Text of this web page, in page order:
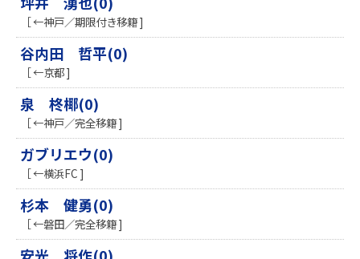
［ ←神戸／期限付き移籍 ]
谷内田 哲平(0)
［ ←京都 ]
泉 柊椰(0)
［ ←神戸／完全移籍 ]
ガブリエウ(0)
［ ←横浜FC ]
杉本 健勇(0)
［ ←磐田／完全移籍 ]